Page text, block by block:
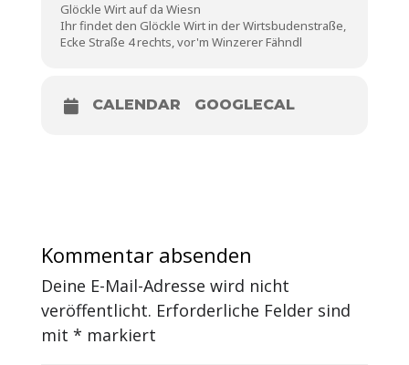
Glöckle Wirt auf da Wiesn
Ihr findet den Glöckle Wirt in der Wirtsbudenstraße,
Ecke Straße 4 rechts, vor'm Winzerer Fähndl
CALENDAR GOOGLECAL
Kommentar absenden
Deine E-Mail-Adresse wird nicht
veröffentlicht. Erforderliche Felder sind
mit * markiert